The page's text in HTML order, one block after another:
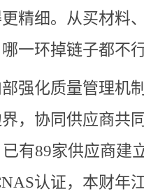
精细。从买材料
一环掉链子都不
强化质量管理机
，协同供应商共
有89家供应商建
认证，本财年